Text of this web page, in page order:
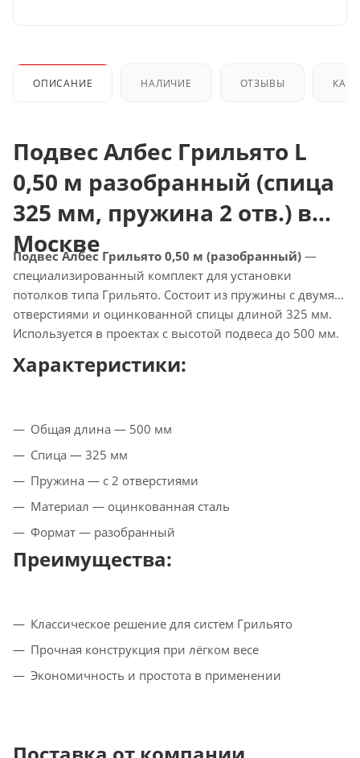
ОПИСАНИЕ НАЛИЧИЕ ОТЗЫВЫ КАК
Подвес Албес Грильято L
0,50 м разобранный (спица
325 мм, пружина 2 отв.) в
Москве
Подвес Албес Грильято 0,50 м (разобранный) —
специализированный комплект для установки
потолков типа Грильято. Состоит из пружины с двумя
отверстиями и оцинкованной спицы длиной 325 мм.
Используется в проектах с высотой подвеса до 500 мм.
Характеристики:
Общая длина — 500 мм
Спица — 325 мм
Пружина — с 2 отверстиями
Материал — оцинкованная сталь
Формат — разобранный
Преимущества:
Классическое решение для систем Грильято
Прочная конструкция при лёгком весе
Экономичность и простота в применении